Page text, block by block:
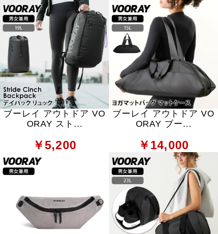
ブーレイ アウトドア VO
ORAY スト...
￥5,200
ブーレイ アウトドア VO
ORAY ブー...
￥14,000